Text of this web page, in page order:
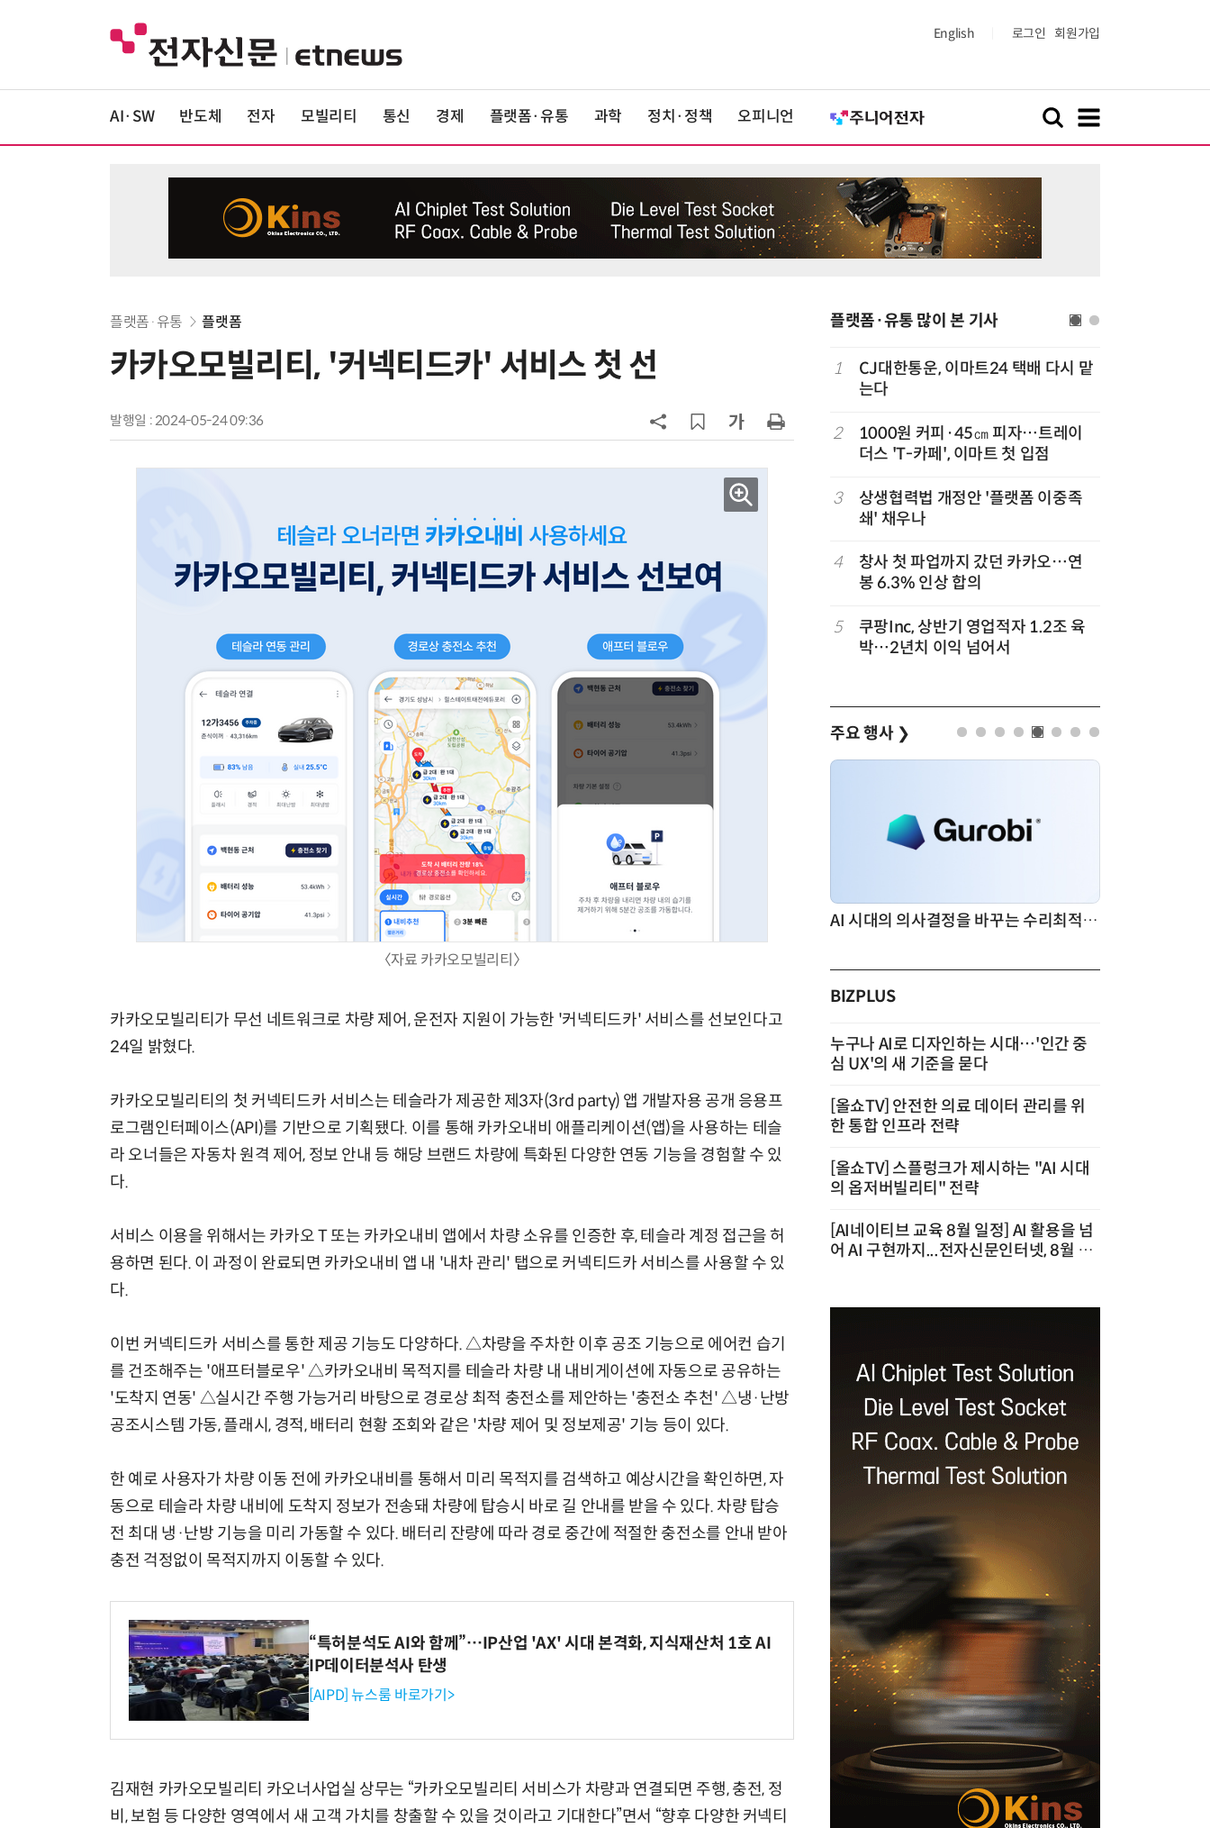
English 로그인 회원가입
AI·SW 반도체 전자 모빌리티 통신 경제 플랫폼·유통 과학 정치·정책 오피니언
플랫폼·유통 플랫폼
카카오모빌리티, '커넥티드카' 서비스 첫 선
발행일 : 2024-05-24 09:36
〈자료 카카오모빌리티〉
카카오모빌리티가 무선 네트워크로 차량 제어, 운전자 지원이 가능한 '커넥티드카' 서비스를 선보인다고
24일 밝혔다.
카카오모빌리티의 첫 커넥티드카 서비스는 테슬라가 제공한 제3자(3rd party) 앱 개발자용 공개 응용프
로그램인터페이스(API)를 기반으로 기획됐다. 이를 통해 카카오내비 애플리케이션(앱)을 사용하는 테슬
라 오너들은 자동차 원격 제어, 정보 안내 등 해당 브랜드 차량에 특화된 다양한 연동 기능을 경험할 수 있
다.
서비스 이용을 위해서는 카카오 T 또는 카카오내비 앱에서 차량 소유를 인증한 후, 테슬라 계정 접근을 허
용하면 된다. 이 과정이 완료되면 카카오내비 앱 내 '내차 관리' 탭으로 커넥티드카 서비스를 사용할 수 있
다.
이번 커넥티드카 서비스를 통한 제공 기능도 다양하다. △차량을 주차한 이후 공조 기능으로 에어컨 습기
를 건조해주는 '애프터블로우' △카카오내비 목적지를 테슬라 차량 내 내비게이션에 자동으로 공유하는
'도착지 연동' △실시간 주행 가능거리 바탕으로 경로상 최적 충전소를 제안하는 '충전소 추천' △냉·난방
공조시스템 가동, 플래시, 경적, 배터리 현황 조회와 같은 '차량 제어 및 정보제공' 기능 등이 있다.
한 예로 사용자가 차량 이동 전에 카카오내비를 통해서 미리 목적지를 검색하고 예상시간을 확인하면, 자
동으로 테슬라 차량 내비에 도착지 정보가 전송돼 차량에 탑승시 바로 길 안내를 받을 수 있다. 차량 탑승
전 최대 냉·난방 기능을 미리 가동할 수 있다. 배터리 잔량에 따라 경로 중간에 적절한 충전소를 안내 받아
충전 걱정없이 목적지까지 이동할 수 있다.
“특허분석도 AI와 함께”…IP산업 'AX' 시대 본격화, 지식재산처 1호 AI
IP데이터분석사 탄생
[AIPD] 뉴스룸 바로가기>
김재현 카카오모빌리티 카오너사업실 상무는 “카카오모빌리티 서비스가 차량과 연결되면 주행, 충전, 정
비, 보험 등 다양한 영역에서 새 고객 가치를 창출할 수 있을 것이라고 기대한다”면서 “향후 다양한 커넥티
플랫폼·유통 많이 본 기사
6
카카오, 역대 최대 분기 실적…카톡
[뉴스줌인] 쿠팡Inc, 2분기 '어닝쇼
“쿠팡, 7월 결제액 6조1100억 '역대
최대'…쿠팡이츠도 신기록”
9
우유 감산 협상 8월 말로 연장…산정
기준 놓고 '평행선'
네이버, 2분기 매출 3조3888억원…
분기 기준 역대 최대
1
CJ대한통운, 이마트24 택배 다시 맡
는다
2
1000원 커피·45㎝ 피자…트레이
더스 'T-카페', 이마트 첫 입점
3
상생협력법 개정안 '플랫폼 이중족
쇄' 채우나
4
창사 첫 파업까지 갔던 카카오…연
봉 6.3% 인상 합의
5
쿠팡Inc, 상반기 영업적자 1.2조 육
박…2년치 이익 넘어서
주요 행사 ❯
체계화 된 데이터가 곧 AI 시대의 경쟁력이다 AI 시대의 의사결정을 바꾸는 수리최적화(Optimization): 실제 산업 적용 사례와 활용 전략
BIZPLUS
누구나 AI로 디자인하는 시대…'인간 중
심 UX'의 새 기준을 묻다
[올쇼TV] 안전한 의료 데이터 관리를 위
한 통합 인프라 전략
[올쇼TV] 스플렁크가 제시하는 "AI 시대
의 옵저버빌리티" 전략
[AI네이티브 교육 8월 일정] AI 활용을 넘
어 AI 구현까지...전자신문인터넷, 8월 실